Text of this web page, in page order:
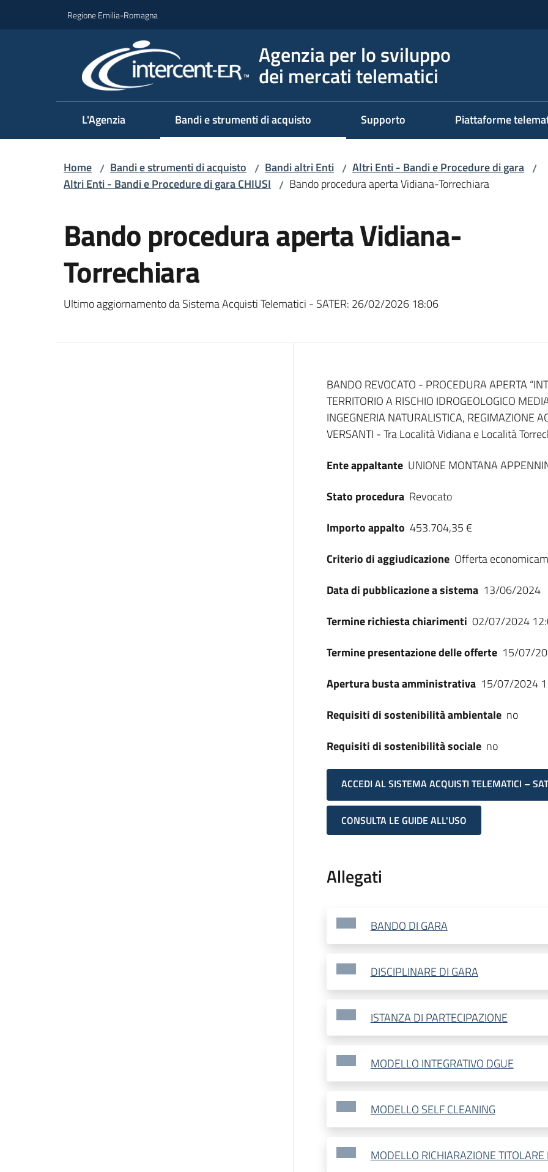
Regione Emilia-Romagna
Agenzia per lo sviluppo
dei mercati telematici
L'Agenzia Bandi e strumenti di acquisto Supporto Piattaforme
Home / Bandi e strumenti di acquisto / Bandi altri Enti / Altri Enti - Bandi e Procedure di gara /
Altri Enti - Bandi e Procedure di gara CHIUSI / Bando procedura aperta Vidiana-Torrechiara
Bando procedura aperta Vidiana-
Torrechiara
Ultimo aggiornamento da Sistema Acquisti Telematici - SATER: 26/02/2026 18:06
Dati del bando
BANDO REVOCATO - PROCEDURA APERTA
TERRITORIO A RISCHIO IDROGEOLOGICO
INGEGNERIA NATURALISTICA, REGIMAZIONE
VERSANTI - Tra Località Vidiana e Località
Ente appaltante UNIONE MONTANA
Stato procedura Revocato
Importo appalto 453.704,35 €
Criterio di aggiudicazione Offerta
Data di pubblicazione a sistema 13/06/2024
Termine richiesta chiarimenti 02/07/2024
Termine presentazione delle offerte 15/07/
Apertura busta amministrativa 15/07/2024
Requisiti di sostenibilità ambientale no
Requisiti di sostenibilità sociale no
ACCEDI AL SISTEMA ACQUISTI TELEMATICI –
CONSULTA LE GUIDE ALL'USO
Allegati
BANDO DI GARA
DISCIPLINARE DI GARA
ISTANZA DI PARTECIPAZIONE
MODELLO INTEGRATIVO DGUE
MODELLO SELF CLEANING
MODELLO RICHIARAZIONE TITOLARE